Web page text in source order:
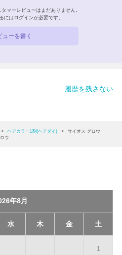
マーレビューはまだありません。
には ログインが必要です。
ューを書く
履歴を残さない
> ヘアカラー1剤(ヘアダイ) >
サイオス グロウ
ウ
年8月
水 木 金 土
1